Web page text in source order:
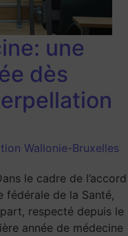
une
dès
Wallonie-Bruxelles
le cadre de l’accord
fédérale de la Santé,
respecté depuis le
année de médecine